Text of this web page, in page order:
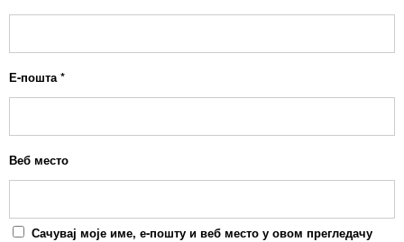
Е-пошта *
Веб место
Сачувај моје име, е-пошту и веб место у овом прегледачу